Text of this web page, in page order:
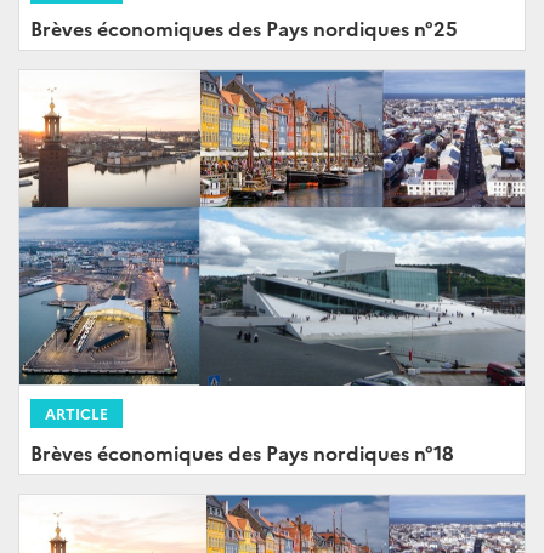
Brèves économiques des Pays nordiques n°25
ARTICLE
Brèves économiques des Pays nordiques n°18